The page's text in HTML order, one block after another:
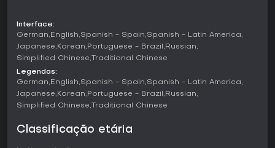
Jogabilidade
Neste visual novel, a jogabilidade gira em torno de
escolhas que ramificam a narrativa e levam a finais
personalizável e gênero à escolha, lidando com o dia a dia
em um apartamento no início de um apocalipse. As
atividades principais envolvem cuidar da garota crocodilo
Lily - garantindo seu bem-estar com tarefas como banho -,
Interface:
German English Spanish - Spain Spanish - Latin America
Japanese Korean Portuguese - Brazil
Russian
Simplified Chinese
Traditional Chinese
Legendas:
German English Spanish - Spain Spanish - Latin America
Japanese Korean Portuguese - Brazil
Russian
Simplified Chinese
Traditional Chinese
Classificação etária